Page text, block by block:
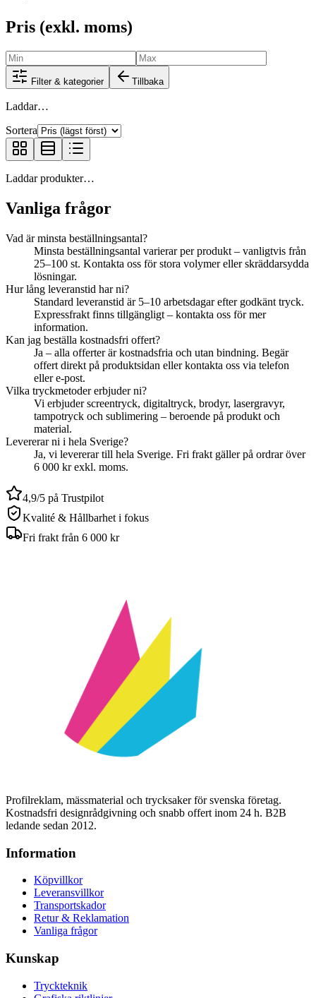
Pris (exkl. moms)
Filter & kategorier Tillbaka
Laddar…
Sortera
Laddar produkter…
Vanliga frågor
Vad är minsta beställningsantal?
Minsta beställningsantal varierar per produkt – vanligtvis från
25–100 st. Kontakta oss för stora volymer eller skräddarsydda
lösningar.
Hur lång leveranstid har ni?
Standard leveranstid är 5–10 arbetsdagar efter godkänt tryck.
Expressfrakt finns tillgängligt – kontakta oss för mer
information.
Kan jag beställa kostnadsfri offert?
Ja – alla offerter är kostnadsfria och utan bindning. Begär
offert direkt på produktsidan eller kontakta oss via telefon
eller e-post.
Vilka tryckmetoder erbjuder ni?
Vi erbjuder screentryck, digitaltryck, brodyr, lasergravyr,
tampotryck och sublimering – beroende på produkt och
material.
Levererar ni i hela Sverige?
Ja, vi levererar till hela Sverige. Fri frakt gäller på ordrar över
6 000 kr exkl. moms.
4,9/5 på Trustpilot
Kvalité & Hållbarhet i fokus
Fri frakt från 6 000 kr
Profilreklam, mässmaterial och trycksaker för svenska företag.
Kostnadsfri designrådgivning och snabb offert inom 24 h. B2B
ledande sedan 2012.
Information
Köpvillkor
Leveransvillkor
Transportskador
Retur & Reklamation
Vanliga frågor
Kunskap
Tryckteknik